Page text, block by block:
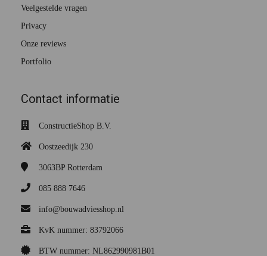
Veelgestelde vragen
Privacy
Onze reviews
Portfolio
Contact informatie
ConstructieShop B.V.
Oostzeedijk 230
3063BP Rotterdam
085 888 7646
info@bouwadviesshop.nl
KvK nummer: 83792066
BTW nummer: NL862990981B01